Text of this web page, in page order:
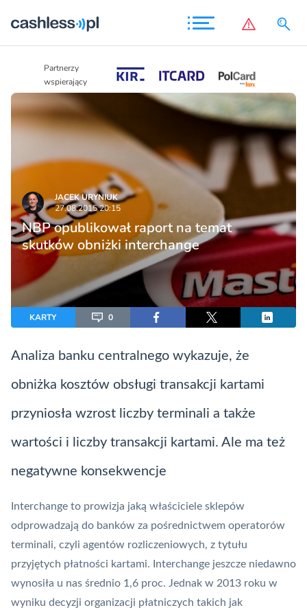
Partnerzy
wspierający
JACEK URYNIUK
27.08.2015 20:15
NBP opublikował raport na temat
skutków obniżki interchange
KARTY 0
Analiza banku centralnego wykazuje, że
obniżka kosztów obsługi transakcji kartami
przyniosła wzrost liczby terminali a także
wartości i liczby transakcji kartami. Ale ma też
negatywne konsekwencje
Interchange to prowizja jaką właściciele sklepów
odprowadzają do banków za pośrednictwem operatorów
terminali, czyli agentów rozliczeniowych, z tytułu
przyjętych płatności kartami.
Interchange jeszcze niedawno
wynosiła u nas średnio 1,6 proc. Jednak w 2013 roku w
wyniku decyzji organizacji płatniczych takich jak